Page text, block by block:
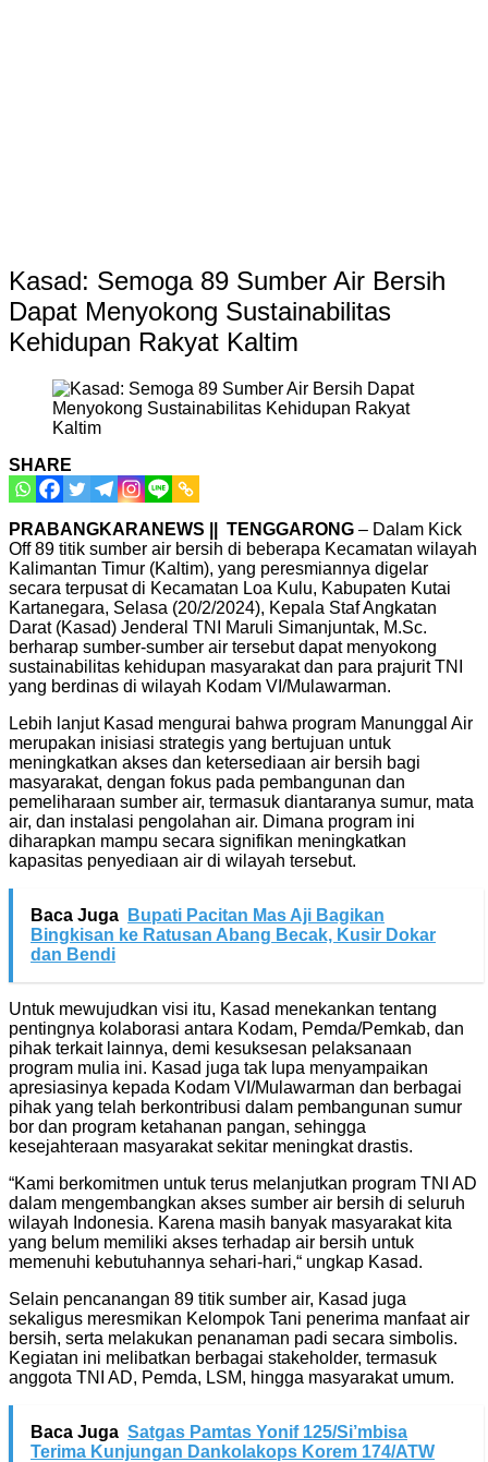
Kasad: Semoga 89 Sumber Air Bersih
Dapat Menyokong Sustainabilitas
Kehidupan Rakyat Kaltim
SHARE
PRABANGKARANEWS || TENGGARONG – Dalam Kick
Off 89 titik sumber air bersih di beberapa Kecamatan wilayah
Kalimantan Timur (Kaltim), yang peresmiannya digelar
secara terpusat di Kecamatan Loa Kulu, Kabupaten Kutai
Kartanegara, Selasa (20/2/2024), Kepala Staf Angkatan
Darat (Kasad) Jenderal TNI Maruli Simanjuntak, M.Sc.
berharap sumber-sumber air tersebut dapat menyokong
sustainabilitas kehidupan masyarakat dan para prajurit TNI
yang berdinas di wilayah Kodam VI/Mulawarman.
Lebih lanjut Kasad mengurai bahwa program Manunggal Air
merupakan inisiasi strategis yang bertujuan untuk
meningkatkan akses dan ketersediaan air bersih bagi
masyarakat, dengan fokus pada pembangunan dan
pemeliharaan sumber air, termasuk diantaranya sumur, mata
air, dan instalasi pengolahan air. Dimana program ini
diharapkan mampu secara signifikan meningkatkan
kapasitas penyediaan air di wilayah tersebut.
Baca Juga
Bupati Pacitan Mas Aji Bagikan
Bingkisan ke Ratusan Abang Becak, Kusir Dokar
dan Bendi
Untuk mewujudkan visi itu, Kasad menekankan tentang
pentingnya kolaborasi antara Kodam, Pemda/Pemkab, dan
pihak terkait lainnya, demi kesuksesan pelaksanaan
program mulia ini. Kasad juga tak lupa menyampaikan
apresiasinya kepada Kodam VI/Mulawarman dan berbagai
pihak yang telah berkontribusi dalam pembangunan sumur
bor dan program ketahanan pangan, sehingga
kesejahteraan masyarakat sekitar meningkat drastis.
“Kami berkomitmen untuk terus melanjutkan program TNI AD
dalam mengembangkan akses sumber air bersih di seluruh
wilayah Indonesia. Karena masih banyak masyarakat kita
yang belum memiliki akses terhadap air bersih untuk
memenuhi kebutuhannya sehari-hari,“ ungkap Kasad.
Selain pencanangan 89 titik sumber air, Kasad juga
sekaligus meresmikan Kelompok Tani penerima manfaat air
bersih, serta melakukan penanaman padi secara simbolis.
Kegiatan ini melibatkan berbagai stakeholder, termasuk
anggota TNI AD, Pemda, LSM, hingga masyarakat umum.
Baca Juga Satgas Pamtas Yonif 125/Si’mbisa
Terima Kunjungan Dankolakops Korem 174/ATW